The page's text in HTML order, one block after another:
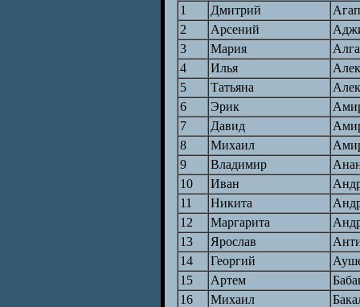
1 Дмитрий
2
Арсений
3
Мария
4
Илья
5
Татьяна
6
Эрик
7
Давид
8
Михаил
9
Владимир
10
Иван
11
Никита
12
Маргарита
13
Ярослав
14
Георгий
15
Артем
16
Михаил